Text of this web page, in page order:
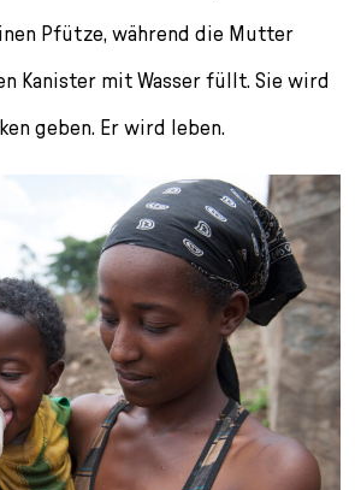
Pfütze, während die Mutter
Kanister mit Wasser füllt. Sie wird
geben. Er wird leben.